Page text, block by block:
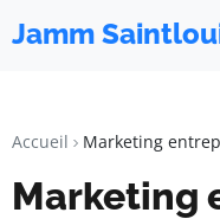
Jamm
Accueil Marketing
Marketing